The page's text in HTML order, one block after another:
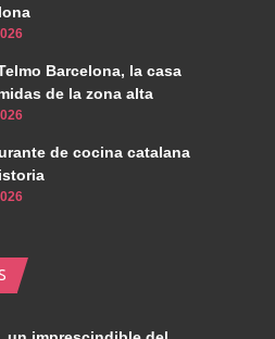
Barcelona, la casa
de la zona alta
de cocina catalana